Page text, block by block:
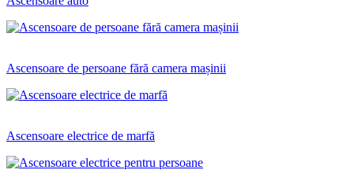
Ascensoare de persoane fără camera mașinii
Ascensoare electrice de marfă